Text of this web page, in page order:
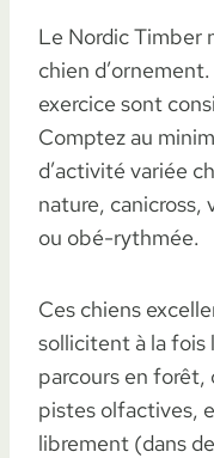
Le Nordic Timber
chien
exercice sont
Comptez au
d’activité variée
nature,
ou obé-rythmée.
Ces chiens
sollicitent à la fois
parcours en forêt,
pistes olfactives,
librement (dans